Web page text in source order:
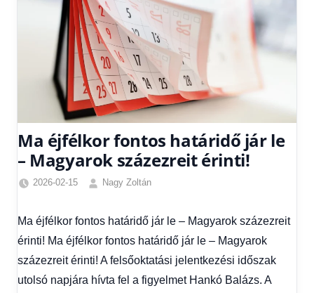
Ma éjfélkor fontos határidő jár le
– Magyarok százezreit érinti!
2026-02-15
Nagy Zoltán
Hírek,
Hírek
Ma éjfélkor fontos határidő jár le – Magyarok százezreit
érinti! Ma éjfélkor fontos határidő jár le – Magyarok
százezreit érinti! A felsőoktatási jelentkezési időszak
utolsó napjára hívta fel a figyelmet Hankó Balázs. A